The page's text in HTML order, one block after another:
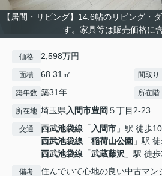
【居間・リビング】14.6帖のリビング・
す。家具等は販売価格に
価格 2,598万円
面積 68.31㎡ 間取り
築年数 築31年 所在階
所在地 埼玉県入間市豊岡 ５丁目2-23
交通 西武池袋線 「入間市 」駅 徒歩
西武池袋線 「稲荷山公園 」駅
西武池袋線 「武蔵藤沢 」駅 徒
備考
住んでいて心地の良い中古マン